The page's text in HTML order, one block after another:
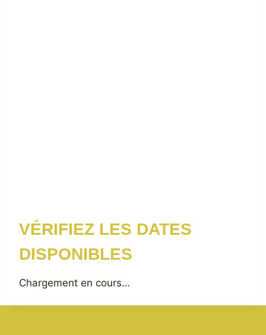
VÉRIFIEZ LES DATES
DISPONIBLES
Chargement en cours…